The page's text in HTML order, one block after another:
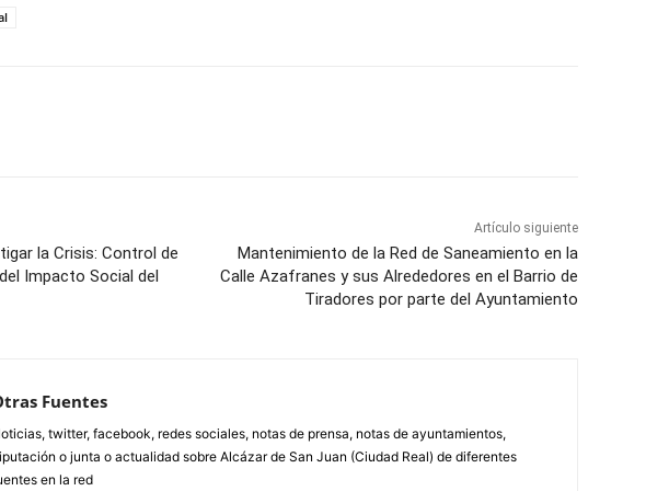
la Crisis: Control de
Impacto Social del
Artículo siguiente
Mantenimiento de la Red de Saneamiento en la
Calle Azafranes y sus Alrededores en el Barrio de
Tiradores por parte del Ayuntamiento
Fuentes
twitter, facebook, redes sociales, notas de prensa, notas de ayuntamientos,
o junta o actualidad sobre Alcázar de San Juan (Ciudad Real) de diferentes
en la red